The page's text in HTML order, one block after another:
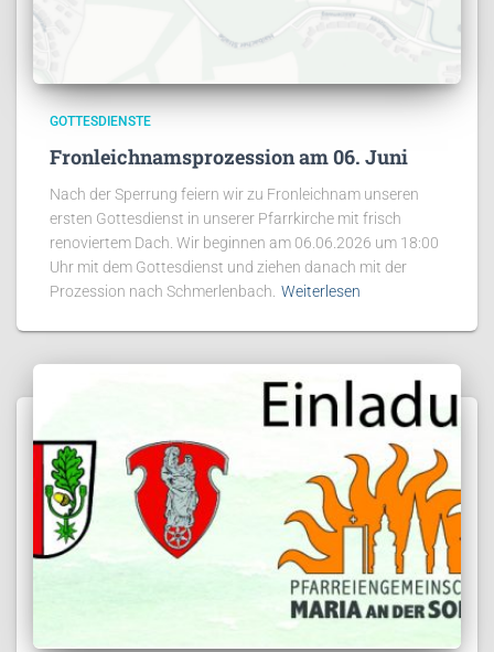
GOTTESDIENSTE
Fronleichnamsprozession am 06. Juni
Nach der Sperrung feiern wir zu Fronleichnam unseren
ersten Gottesdienst in unserer Pfarrkirche mit frisch
renoviertem Dach. Wir beginnen am 06.06.2026 um 18:00
Uhr mit dem Gottesdienst und ziehen danach mit der
Prozession nach Schmerlenbach. Weiterlesen